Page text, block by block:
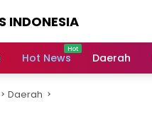
INDONESIA
Hot News Daerah
Daerah